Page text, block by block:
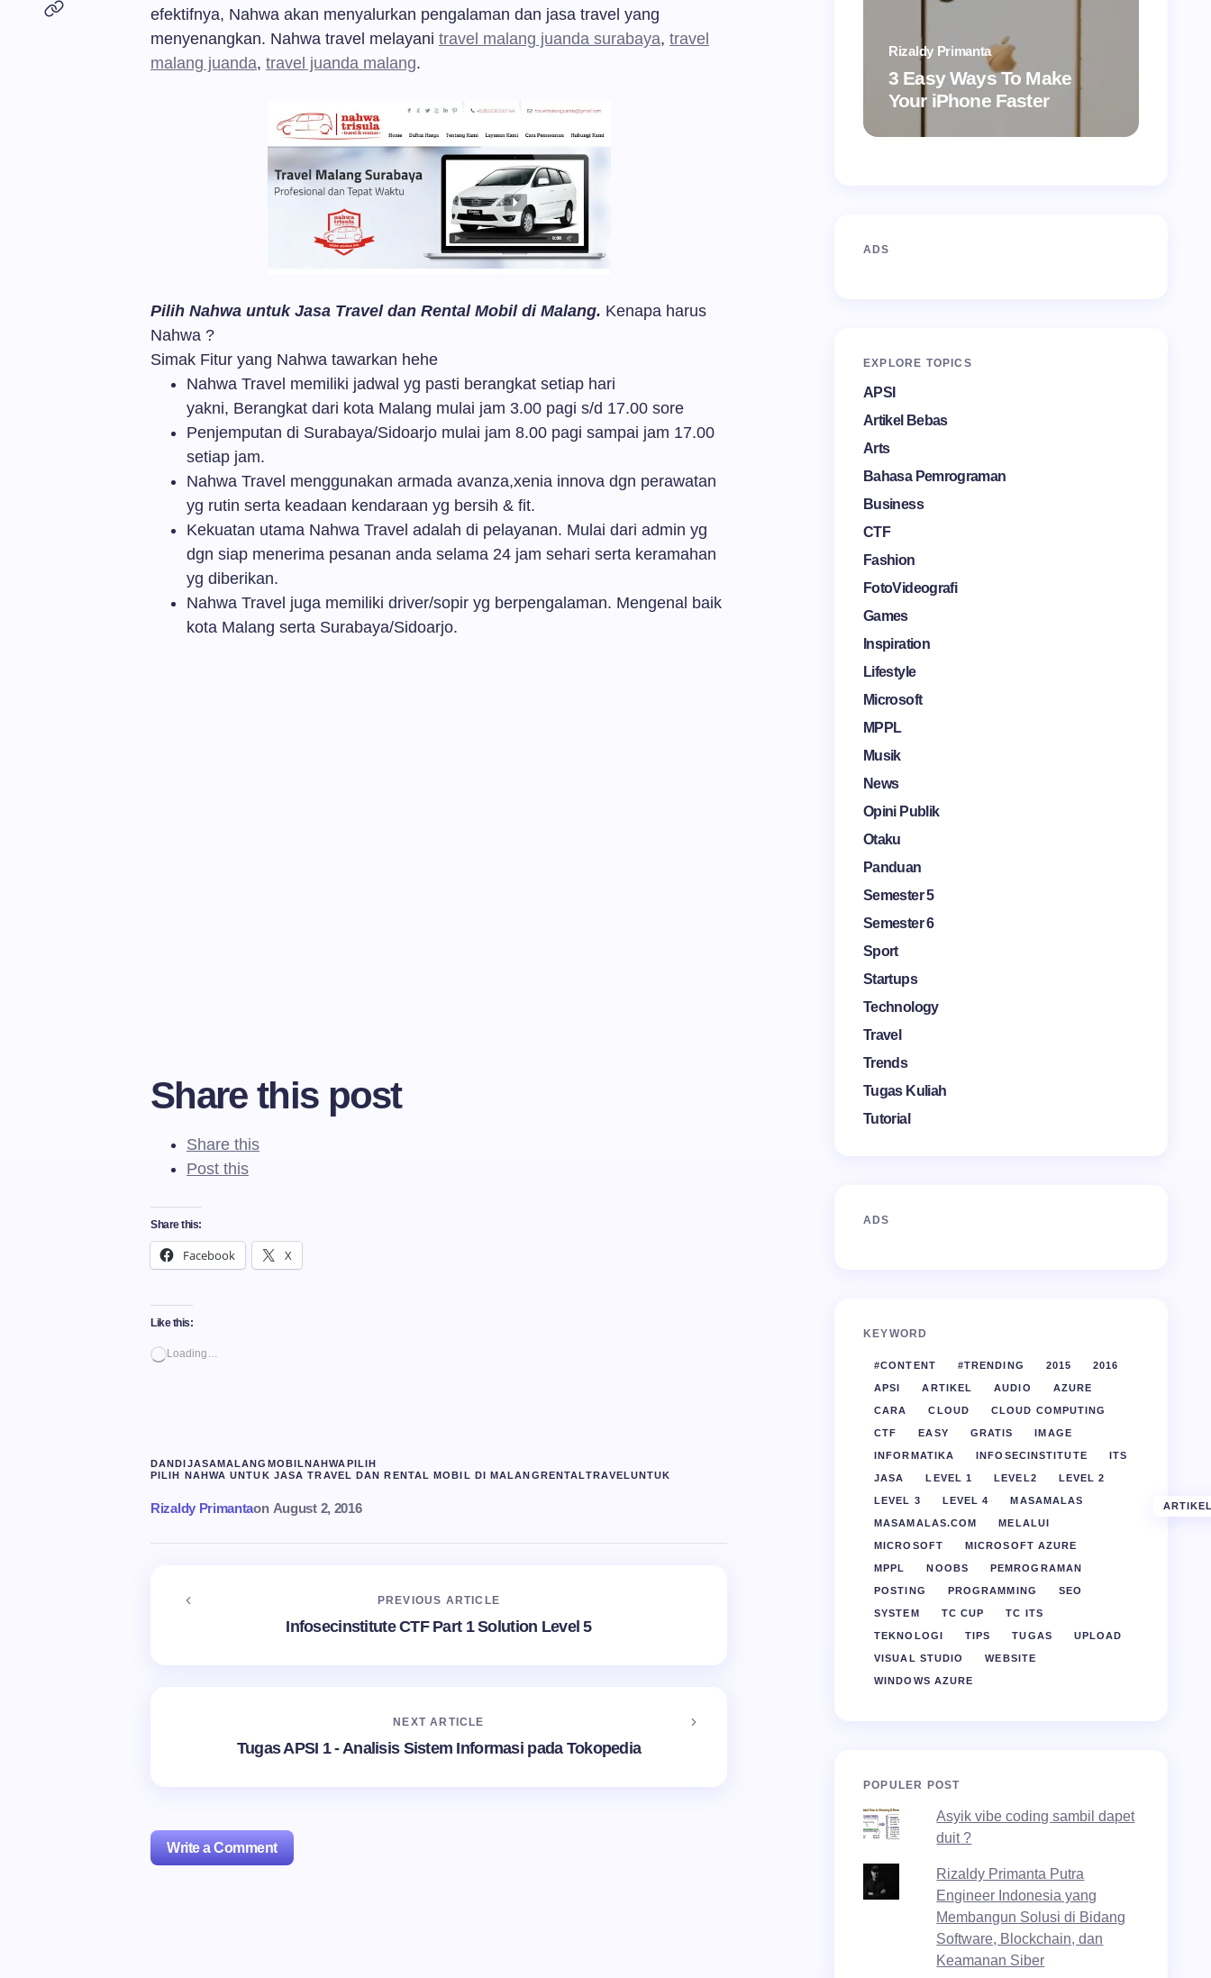
efektifnya, Nahwa akan menyalurkan pengalaman dan jasa travel yang
menyenangkan. Nahwa travel melayani travel malang juanda surabaya, travel
malang juanda, travel juanda malang.
Pilih Nahwa untuk Jasa Travel dan Rental Mobil di Malang. Kenapa harus
Nahwa ?
Simak Fitur yang Nahwa tawarkan hehe
Nahwa Travel memiliki jadwal yg pasti berangkat setiap hari
yakni, Berangkat dari kota Malang mulai jam 3.00 pagi s/d 17.00 sore
Penjemputan di Surabaya/Sidoarjo mulai jam 8.00 pagi sampai jam 17.00
setiap jam.
Nahwa Travel menggunakan armada avanza,xenia innova dgn perawatan
yg rutin serta keadaan kendaraan yg bersih & fit.
Kekuatan utama Nahwa Travel adalah di pelayanan. Mulai dari admin yg
dgn siap menerima pesanan anda selama 24 jam sehari serta keramahan
yg diberikan.
Nahwa Travel juga memiliki driver/sopir yg berpengalaman. Mengenal baik
kota Malang serta Surabaya/Sidoarjo.
Share this post
Share this
Post this
Share this:
Facebook X
Like this:
Loading…
DAN DI JASA MALANG MOBIL NAHWA PILIH
PILIH NAHWA UNTUK JASA TRAVEL DAN RENTAL MOBIL DI MALANG RENTALTRAVELUNTUK
Rizaldy Primantaon August 2, 2016
PREVIOUS ARTICLE
Infosecinstitute CTF Part 1 Solution Level 5
NEXT ARTICLE
Tugas APSI 1 - Analisis Sistem Informasi pada Tokopedia
Write a Comment
3 Easy Ways To Make
Your iPhone Faster
Rizaldy Primanta
ADS
EXPLORE TOPICS
APSI
Artikel Bebas
Arts
Bahasa Pemrograman
Business
CTF
Fashion
FotoVideografi
Games
Inspiration
Lifestyle
Microsoft
MPPL
Musik
News
Opini Publik
Otaku
Panduan
Semester 5
Semester 6
Sport
Startups
Technology
Travel
Trends
Tugas Kuliah
Tutorial
ADS
KEYWORD
#CONTENT #TRENDING 2015 2016
APSI ARTIKEL AUDIO AZURE
CARA CLOUD CLOUD COMPUTING
CTF EASY GRATIS IMAGE
INFORMATIKA INFOSECINSTITUTE ITS
JASA LEVEL 1 LEVEL2 LEVEL 2
LEVEL 3 LEVEL 4 MASAMALAS
MASAMALAS.COM MELALUI
MICROSOFT MICROSOFT AZURE
MPPL NOOBS PEMROGRAMAN
POSTING PROGRAMMING SEO
SYSTEM TC CUP TC ITS
TEKNOLOGI TIPS TUGAS UPLOAD
VISUAL STUDIO WEBSITE
WINDOWS AZURE
POPULER POST
Asyik vibe coding sambil dapet
duit ?
Rizaldy Primanta Putra
Engineer Indonesia yang
Membangun Solusi di Bidang
Software, Blockchain, dan
Keamanan Siber